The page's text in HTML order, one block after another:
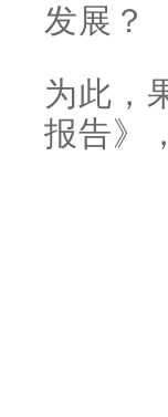
发展？
为此，
报告》